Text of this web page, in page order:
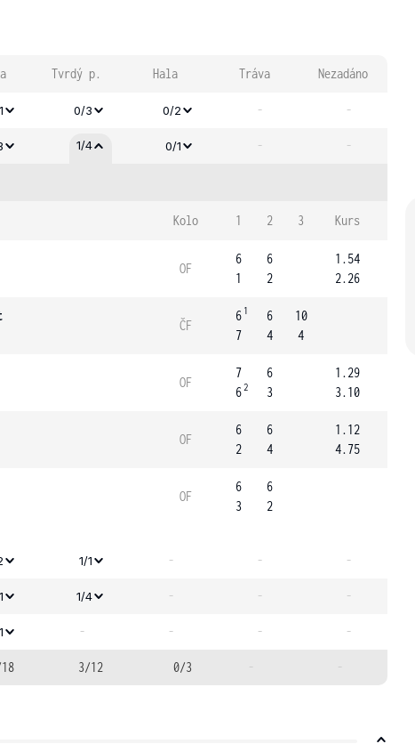
Tvrdý p. Hala Tráva Nezadáno
0/3 0/2 - -
1/4 0/1 - -
Kolo 1 2 3 Kurs
OF
6
1
6
2
1.54
2.26
ČF
6 1
7
6
4
10
4
OF
7
62
6
3
1.29
3.10
OF
6
2
6
4
1.12
4.75
OF
6
3
6
2
1/1 - - -
1/4 - - -
- - - -
3/12 0/3 - -